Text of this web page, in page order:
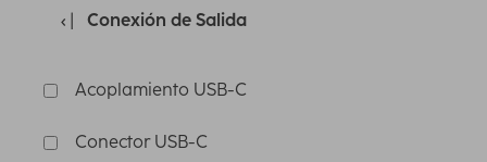
Conexión de Salida
Acoplamiento USB-C
Conector USB-C